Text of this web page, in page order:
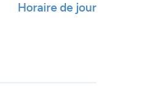
Horaire de jour